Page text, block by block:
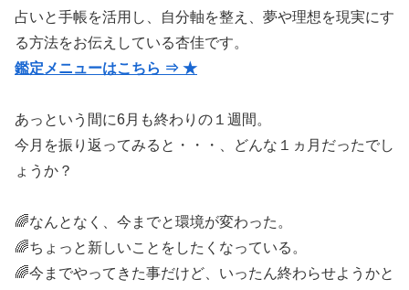
占いと手帳を活用し、自分軸を整え、夢や理想を現実にす
る方法をお伝えしている杏佳です。
鑑定メニューはこちら ⇒ ★
あっという間に6月も終わりの１週間。
今月を振り返ってみると・・・、どんな１ヵ月だったでし
ょうか？
🌈なんとなく、今までと環境が変わった。
🌈ちょっと新しいことをしたくなっている。
🌈今までやってきた事だけど、いったん終わらせようかと